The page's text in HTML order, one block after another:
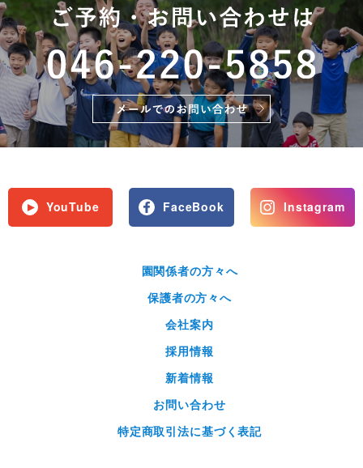
YouTube FaceBook Instagram
園関係者の方々へ
保護者の方々へ
会社案内
採用情報
新着情報
お問い合わせ
特定商取引法に基づく表記